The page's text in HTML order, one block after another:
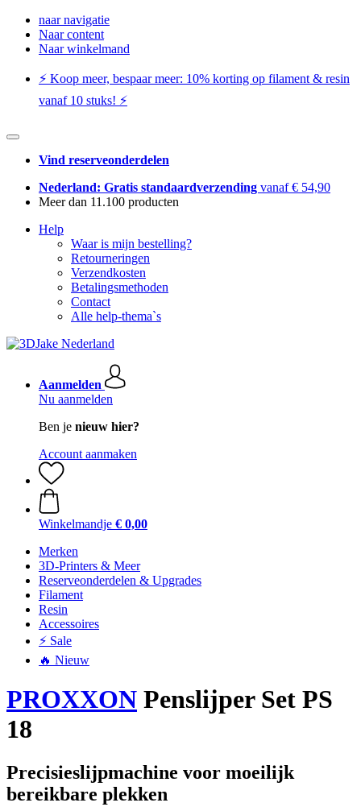
naar navigatie
Naar content
Naar winkelmand
⚡️ Koop meer, bespaar meer: ​​10% korting op filament & resin
vanaf 10 stuks! ⚡️
Vind reserveonderdelen
Nederland: Gratis standaardverzending vanaf € 54,90
Meer dan 11.100 producten
Help
Waar is mijn bestelling?
Retourneringen
Verzendkosten
Betalingsmethoden
Contact
Alle help-thema`s
Aanmelden
Nu aanmelden
Ben je nieuw hier?
Account aanmaken
Winkelmandje € 0,00
Merken
3D-Printers & Meer
Reserveonderdelen & Upgrades
Filament
Resin
Accessoires
⚡ Sale
🔥 Nieuw
PROXXON Penslijper Set PS
18
Precisieslijpmachine voor moeilijk
bereikbare plekken